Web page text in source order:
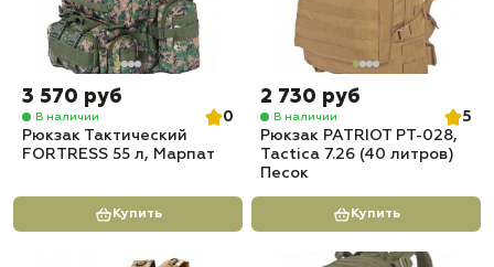
3 570 руб
В наличии
0
Рюкзак Тактический
FORTRESS 55 л, Марпат
Купить
2 730 руб
В наличии
5
Рюкзак PATRIOT РТ-028,
Tactica 7.26 (40 литров)
Песок
Купить